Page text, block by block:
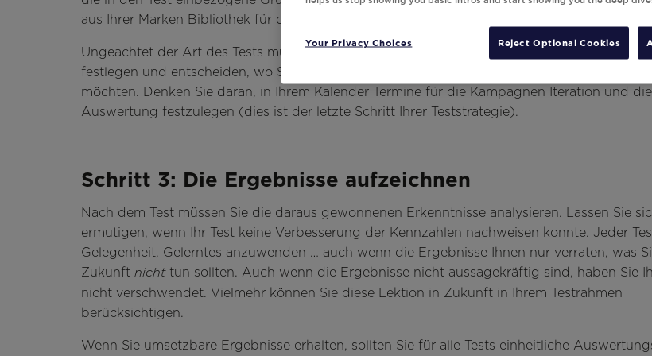
aus Ihrer Marken Bibliothek für die meisten Interaktionen sorgt.
Ungeachtet der Art des Tests müssen Sie den Umfang, die Häufigkeit und die
festlegen und entscheiden, wo Sie Ihr Testelement platzieren und welche Botschaft Sie
möchten. Denken Sie daran, in Ihrem Kalender Termine für die Kampagnen Iteration und die
Auswertung festzulegen (dies ist der letzte Schritt Ihrer Teststrategie).
Schritt 3: Die Ergebnisse aufzeichnen
Nach dem Test müssen Sie die daraus gewonnenen Erkenntnisse analysieren. Lassen Sie
ermutigen, wenn Ihr Test keine Verbesserung der Kennzahlen nachweisen konnte. Jeder
Gelegenheit, Gelerntes anzuwenden … auch wenn die Ergebnisse Ihnen nur verraten, was
Zukunft nicht tun sollten. Auch wenn die Ergebnisse nicht aussagekräftig sind, haben Sie
nicht verschwendet. Vielmehr können Sie diese Lektion in Zukunft in Ihrem Testrahmen
berücksichtigen.
Wenn Sie umsetzbare Ergebnisse erhalten, sollten Sie für alle Tests einheitliche
Your Privacy Choices Reject Optional Cookies